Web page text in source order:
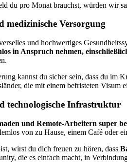
du pro Monat brauchst, würden wir
medizinische Versorgung
und hochwertiges
in Anspruch nehmen,
kannst du sicher sein, dass du im
die mit einem befristeten
technologische Infrastruktur
und Remote-Arbeitern super
von zu Hause, einem Café oder
wirst du dich freuen zu hören, dass
die es einfach macht, in